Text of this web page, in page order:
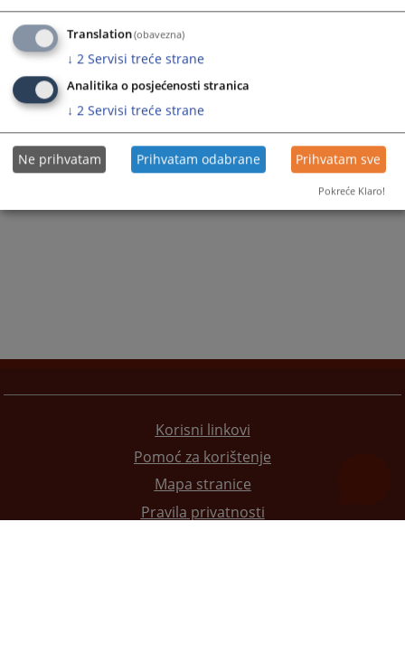
Korisni linkovi
Pomoć za korištenje
Mapa stranice
Pravila privatnosti
Translation(obavezna)
↓ 2 Servisi treće strane
Analitika o posjećenosti stranica
↓ 2 Servisi treće strane
Ne prihvatam Prihvatam odabrane Prihvatam sve
Pokreće Klaro!